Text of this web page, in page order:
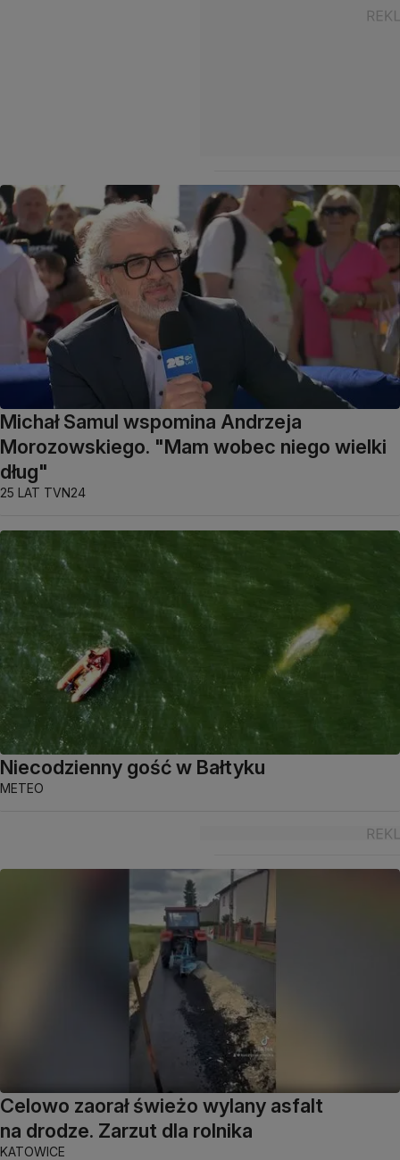
Michał Samul wspomina Andrzeja
Morozowskiego. "Mam wobec niego wielki
dług"
25 LAT TVN24
Niecodzienny gość w Bałtyku
METEO
Celowo zaorał świeżo wylany asfalt
na drodze. Zarzut dla rolnika
KATOWICE